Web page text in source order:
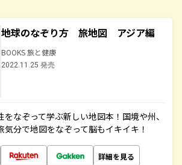
地球のなぞり方 旅地図 アジア編
BOOKS 旅と健康
2022.11.25 発売
なぞって学ぶ新しい地図本！国境や州、
分で地図をなぞって脳もイキイキ！
詳細を見る